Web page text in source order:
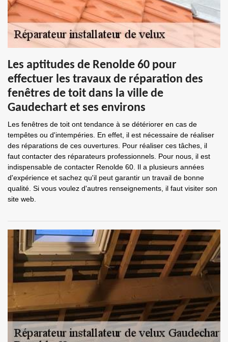
Les aptitudes de Renolde 60 pour
effectuer les travaux de réparation des
fenêtres de toit dans la ville de
Gaudechart et ses environs
Les fenêtres de toit ont tendance à se détériorer en cas de
tempêtes ou d'intempéries. En effet, il est nécessaire de réaliser
des réparations de ces ouvertures. Pour réaliser ces tâches, il
faut contacter des réparateurs professionnels. Pour nous, il est
indispensable de contacter Renolde 60. Il a plusieurs années
d'expérience et sachez qu'il peut garantir un travail de bonne
qualité. Si vous voulez d'autres renseignements, il faut visiter son
site web.